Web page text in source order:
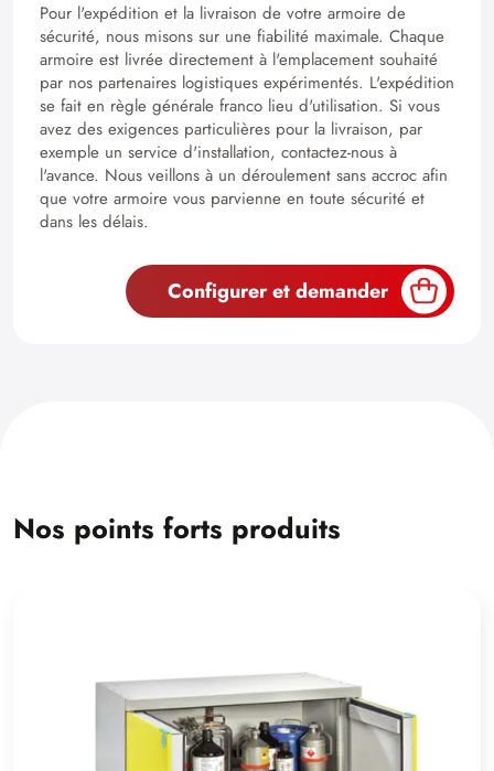
Pour l'expédition et la livraison de votre armoire de
sécurité, nous misons sur une fiabilité maximale. Chaque
armoire est livrée directement à l'emplacement souhaité
par nos partenaires logistiques expérimentés. L'expédition
se fait en règle générale franco lieu d'utilisation. Si vous
avez des exigences particulières pour la livraison, par
exemple un service d'installation, contactez-nous à
l'avance. Nous veillons à un déroulement sans accroc afin
que votre armoire vous parvienne en toute sécurité et
dans les délais.
Configurer et demander
Nos points forts produits